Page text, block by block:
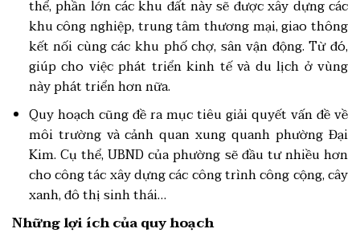
thể, phần lớn các khu đất này sẽ được xây dựng các
khu công nghiệp, trung tâm thương mại, giao thông
kết nối cùng các khu phố chợ, sân vận động. Từ đó,
giúp cho việc phát triển kinh tế và du lịch ở vùng
này phát triển hơn nữa.
Quy hoạch cũng đề ra mục tiêu giải quyết vấn đề về
môi trường và cảnh quan xung quanh phường Đại
Kim. Cụ thể, UBND của phường sẽ đầu tư nhiều hơn
cho công tác xây dựng các công trình công cộng, cây
xanh, đô thị sinh thái…
Những lợi ích của quy hoạch